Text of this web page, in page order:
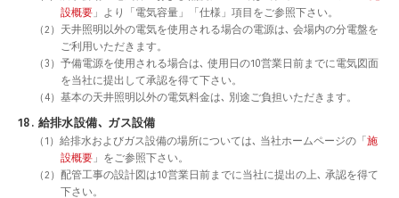
設概要 」より「電気容量」「仕様」項目をご参照下さい。
（2）天井照明以外の電気を使用される場合の電源は､ 会場内の分電盤を
ご利用いただきます。
（3）予備電源を使用される場合は､ 使用日の10営業日前までに電気図面
を当社に提出して承認を得て下さい。
（4）基本の天井照明以外の電気料金は､ 別途ご負担いただきます。
18. 給排水設備､ ガス設備
（1）給排水およびガス設備の場所については､ 当社ホームページの「施
設概要 」をご参照下さい。
（2）配管工事の設計図は10営業日前までに当社に提出の上､ 承認を得て
下さい。